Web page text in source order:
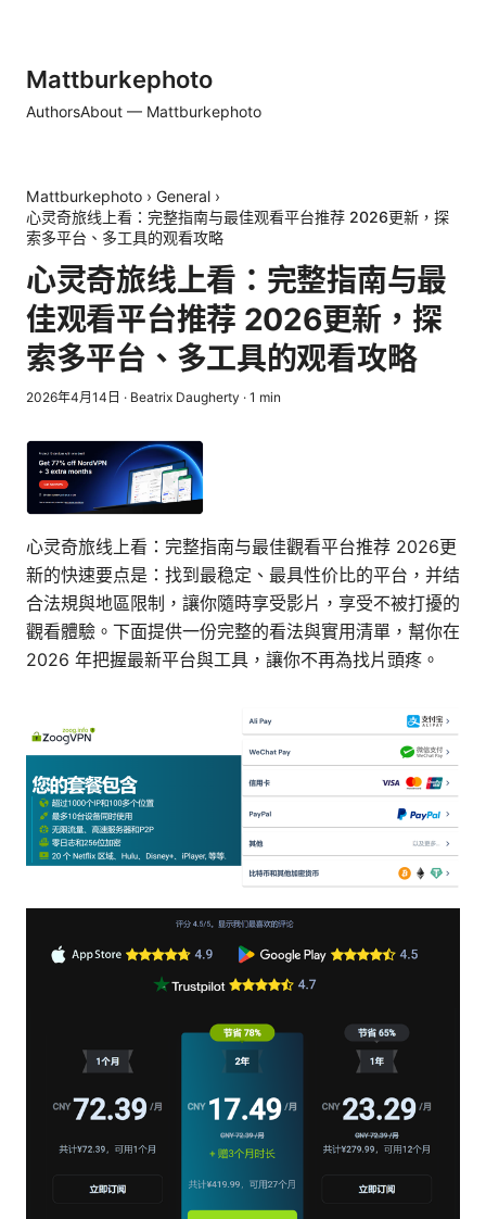
Mattburkephoto
AuthorsAbout — Mattburkephoto
Mattburkephoto › General ›
心灵奇旅线上看：完整指南与最佳观看平台推荐 2026更新，探
索多平台、多工具的观看攻略
心灵奇旅线上看：完整指南与最
佳观看平台推荐 2026更新，探
索多平台、多工具的观看攻略
2026年4月14日 · Beatrix Daugherty · 1 min
心灵奇旅线上看：完整指南与最佳觀看平台推荐 2026更
新的快速要点是：找到最稳定、最具性价比的平台，并结
合法規與地區限制，讓你隨時享受影片，享受不被打擾的
觀看體驗。下面提供一份完整的看法與實用清單，幫你在
2026 年把握最新平台與工具，讓你不再為找片頭疼。